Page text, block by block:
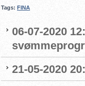
Tags: FINA
06-07-2020
21-05-2020